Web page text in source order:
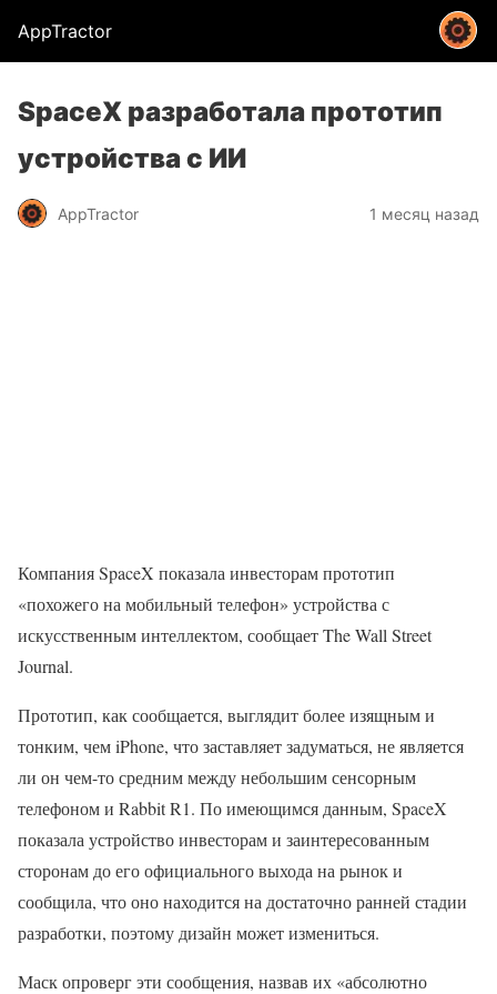
AppTractor
SpaceX разработала прототип
устройства с ИИ
AppTractor 1 месяц назад
Компания SpaceX показала инвесторам прототип
«похожего на мобильный телефон» устройства с
искусственным интеллектом, сообщает The Wall Street
Journal.
Прототип, как сообщается, выглядит более изящным и
тонким, чем iPhone, что заставляет задуматься, не является
ли он чем-то средним между небольшим сенсорным
телефоном и Rabbit R1. По имеющимся данным, SpaceX
показала устройство инвесторам и заинтересованным
сторонам до его официального выхода на рынок и
сообщила, что оно находится на достаточно ранней стадии
разработки, поэтому дизайн может измениться.
Маск опроверг эти сообщения, назвав их «абсолютно